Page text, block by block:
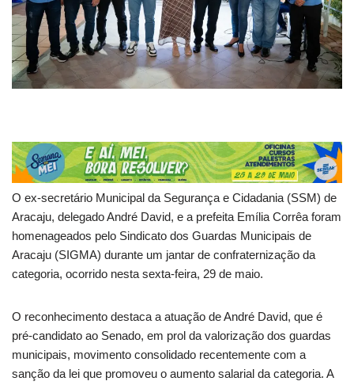
O ex-secretário Municipal da Segurança e Cidadania (SSM) de
Aracaju, delegado André David, e a prefeita Emília Corrêa foram
homenageados pelo Sindicato dos Guardas Municipais de
Aracaju (SIGMA) durante um jantar de confraternização da
categoria, ocorrido nesta sexta-feira, 29 de maio.
O reconhecimento destaca a atuação de André David, que é
pré-candidato ao Senado, em prol da valorização dos guardas
municipais, movimento consolidado recentemente com a
sanção da lei que promoveu o aumento salarial da categoria. A